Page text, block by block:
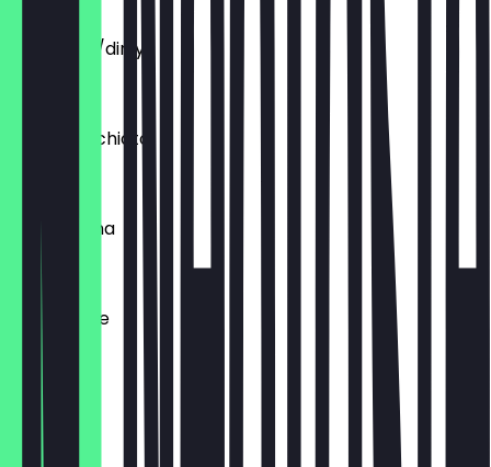
Chai Latte/dirty
Latte Macchiato
Cafe Crema
Milchkaffee
€ 3,70
Mocca
€ 4,50